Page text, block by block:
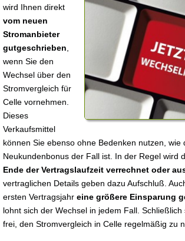
wird Ihnen direkt
vom neuen
Stromanbieter
gutgeschrieben
wenn Sie den
Wechsel über den
Stromvergleich für
Celle vornehmen.
Dieses
Verkaufsmittel
können Sie ebenso ohne Bedenken nutzen, wie
Neukundenbonus der Fall ist. In der Regel wird
Ende der Vertragslaufzeit verrechnet oder
vertraglichen Details geben dazu Aufschluß.
ersten Vertragsjahr eine größere Einsparung
lohnt sich der Wechsel in jedem Fall. Schließlich
frei, den Stromvergleich in Celle regelmäßig zu